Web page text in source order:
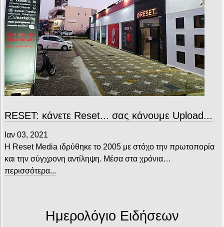
RESET: κάνετε Reset... σας κάνουμε Upload...
Ιαν 03, 2021
Η Reset Media ιδρύθηκε το 2005 με στόχο την πρωτοπορία
και την σύγχρονη αντίληψη. Μέσα στα χρόνια…
περισσότερα...
Ημερολόγιο Ειδήσεων